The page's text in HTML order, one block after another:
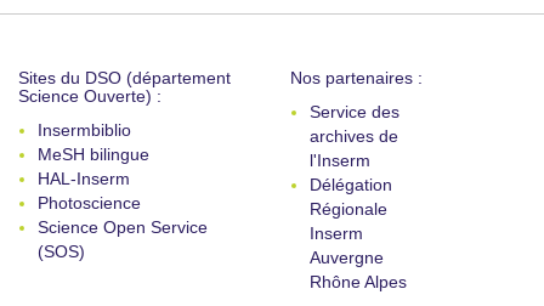
Sites du DSO (département
Science Ouverte) :
Insermbiblio
MeSH bilingue
HAL-Inserm
Photoscience
Science Open Service
(SOS)
Nos partenaires :
Service des
archives de
l'Inserm
Délégation
Régionale
Inserm
Auvergne
Rhône Alpes